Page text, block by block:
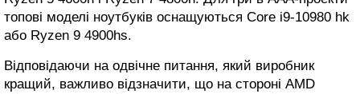
топові моделі ноутбуків оснащуються Core i9-10980 hk
або Ryzen 9 4900hs.
Відповідаючи на одвічне питання, який виробник
кращий, важливо відзначити, що на стороні AMD